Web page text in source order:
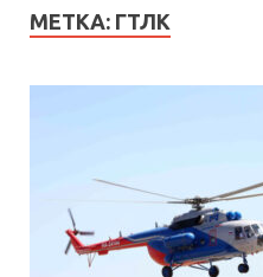
МЕТКА: ГТЛК